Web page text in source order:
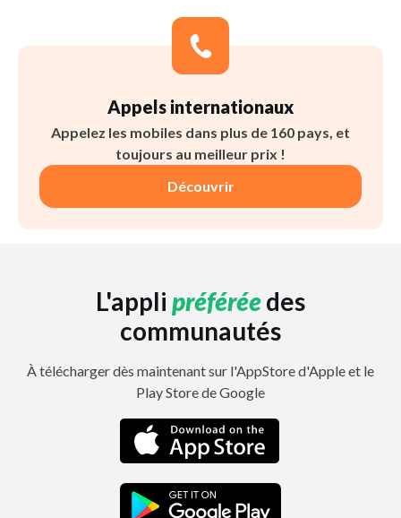
Appels internationaux
Appelez les mobiles dans plus de 160 pays, et
toujours au meilleur prix !
Découvrir
L'appli préféréedes
communautés
À télécharger dès maintenant sur l'AppStore d'Apple et le
Play Store de Google